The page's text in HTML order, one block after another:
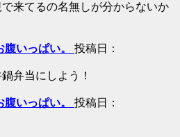
来てるの名無しが分からないか
いっぱい。 投稿日：
弁当にしよう！
いっぱい。 投稿日：